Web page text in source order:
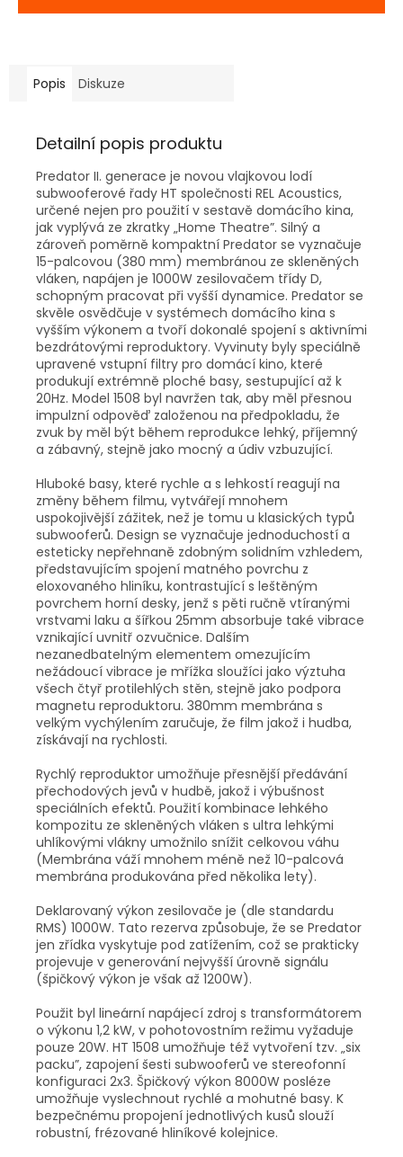
Popis Diskuze
Detailní popis produktu
Predator II. generace je novou vlajkovou lodí
subwooferové řady HT společnosti REL Acoustics,
určené nejen pro použití v sestavě domácího kina,
jak vyplývá ze zkratky „Home Theatre”. Silný a
zároveň poměrně kompaktní Predator se vyznačuje
15-palcovou (380 mm) membránou ze skleněných
vláken, napájen je 1000W zesilovačem třídy D,
schopným pracovat při vyšší dynamice. Predator se
skvěle osvědčuje v systémech domácího kina s
vyšším výkonem a tvoří dokonalé spojení s aktivními
bezdrátovými reproduktory. Vyvinuty byly speciálně
upravené vstupní filtry pro domácí kino, které
produkují extrémně ploché basy, sestupující až k
20Hz. Model 1508 byl navržen tak, aby měl přesnou
impulzní odpověď založenou na předpokladu, že
zvuk by měl být během reprodukce lehký, příjemný
a zábavný, stejně jako mocný a údiv vzbuzující.
Hluboké basy, které rychle a s lehkostí reagují na
změny během filmu, vytvářejí mnohem
uspokojivější zážitek, než je tomu u klasických typů
subwooferů. Design se vyznačuje jednoduchostí a
esteticky nepřehnaně zdobným solidním vzhledem,
představujícím spojení matného povrchu z
eloxovaného hliníku, kontrastující s leštěným
povrchem horní desky, jenž s pěti ručně vtíranými
vrstvami laku a šířkou 25mm absorbuje také vibrace
vznikající uvnitř ozvučnice. Dalším
nezanedbatelným elementem omezujícím
nežádoucí vibrace je mřížka sloužíci jako výztuha
všech čtyř protilehlých stěn, stejně jako podpora
magnetu reproduktoru. 380mm membrána s
velkým vychýlením zaručuje, že film jakož i hudba,
získávají na rychlosti.
Rychlý reproduktor umožňuje přesnější předávání
přechodových jevů v hudbě, jakož i výbušnost
speciálních efektů. Použití kombinace lehkého
kompozitu ze skleněných vláken s ultra lehkými
uhlíkovými vlákny umožnilo snížit celkovou váhu
(Membrána váží mnohem méně než 10-palcová
membrána produkována před několika lety).
Deklarovaný výkon zesilovače je (dle standardu
RMS) 1000W. Tato rezerva způsobuje, že se Predator
jen zřídka vyskytuje pod zatížením, což se prakticky
projevuje v generování nejvyšší úrovně signálu
(špičkový výkon je však až 1200W).
Použit byl lineární napájecí zdroj s transformátorem
o výkonu 1,2 kW, v pohotovostním režimu vyžaduje
pouze 20W. HT 1508 umožňuje též vytvoření tzv. „six
packu”, zapojení šesti subwooferů ve stereofonní
konfiguraci 2x3. Špičkový výkon 8000W posléze
umožňuje vyslechnout rychlé a mohutné basy. K
bezpečnému propojení jednotlivých kusů slouží
robustní, frézované hliníkové kolejnice.